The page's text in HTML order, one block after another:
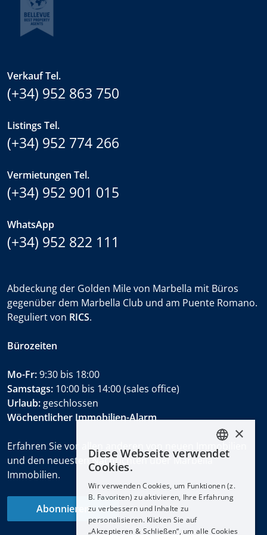
Verkauf Tel.
(+34) 952 863 750
Listings Tel.
(+34) 952 774 266
Vermietungen Tel.
(+34) 952 901 015
WhatsApp
(+34) 952 822 111
Abdeckung der Golden Mile von Marbella mit Büros
gegenüber dem Marbella Club und am Puente Romano.
Reguliert von RICS.
Bürozeiten
Mo-Fr:9:30 bis 18:00
Samstags: 10:00 bis 14:00 (sales office)
Urlaub: geschlossen
Wöchentlicher Immobilien-Alarm
Erfahren Sie vor allen anderen von neuen Immobilien
und den neuesten Nachrichten über Marbella
Immobilien.
Abonnieren
ENGLISH
DEUTSCH
NEDERLANDS
×
Diese Webseite verwendet
Cookies.
Wir verwenden Cookies, um Funktionen (z.
B. Favoriten) zu aktivieren, Ihre Erfahrung
zu verbessern und Inhalte zu
personalisieren. Klicken Sie auf
„Akzeptieren & Schließen“, um alle Cookies